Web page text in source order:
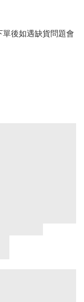
後如遇缺貨問題會